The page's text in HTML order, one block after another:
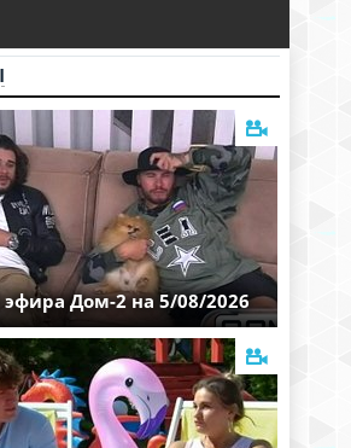
эфира Дом-2 на 5/08/2026